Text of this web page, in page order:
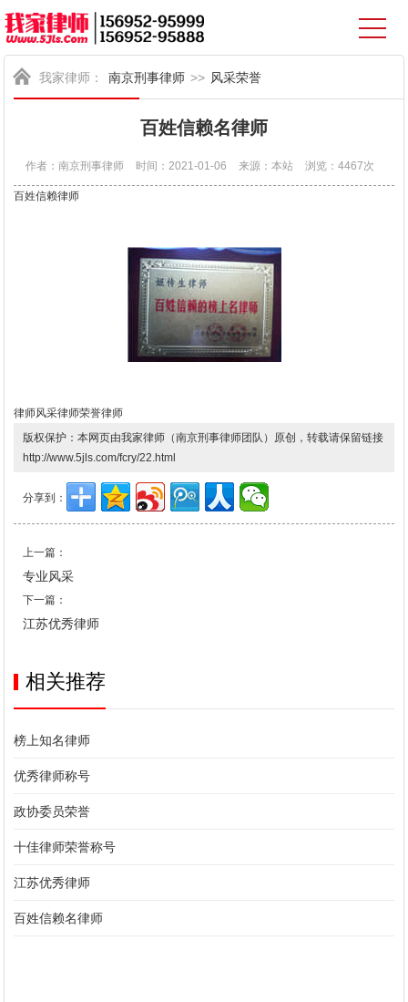
我家律师： 南京刑事律师 >> 风采荣誉
百姓信赖名律师
作者：南京刑事律师 时间：2021-01-06 来源：本站 浏览：4467次
百姓信赖律师
律师风采律师荣誉律师
版权保护：本网页由我家律师（南京刑事律师团队）原创，转载请保留链接
http://www.5jls.com/fcry/22.html
分享到：
上一篇：
专业风采
下一篇：
江苏优秀律师
相关推荐
榜上知名律师
优秀律师称号
政协委员荣誉
十佳律师荣誉称号
江苏优秀律师
百姓信赖名律师